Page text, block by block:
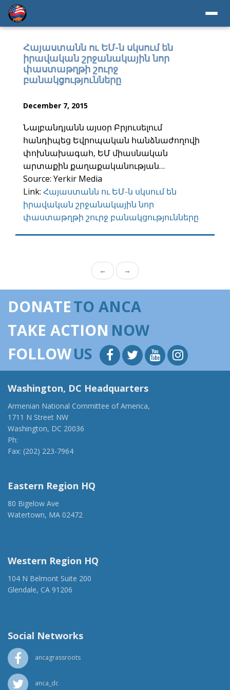
Հայաստանն ու ԵՄ-ն սկսում են
իրավական շրջանակային նոր
փաստաթղթի շուրջ
բանակցությունները
December 7, 2015
Նալբանդյան‬ն այսօր Բրյուսելում
հանդիպեց Եվրոպական հանձնաժողովի
փոխնախագահ, ԵՄ միասնական
արտաքին քաղաքականության…
Source: Yerkir Media
Link: Հայաստանն ու ԵՄ-ն սկսում են
իրավական շրջանակային նոր
փաստաթղթի շուրջ բանակցությունները
← →
DONATETO ANCA
TAKE ACTION NOW
FOLLOWUS
Washington, DC Headquarters
Armenian National Committee of America,
1711 N Street NW
Washington, DC 20036
Ph:
Fax: (202) 223-7964
Eastern Region HQ
80 Bigelow Ave
Watertown, MA 02472
Western Region HQ
104 N Belmont Suite 200
Glendale, CA 91206
Social Networks
ancagrassroots
anca_dc